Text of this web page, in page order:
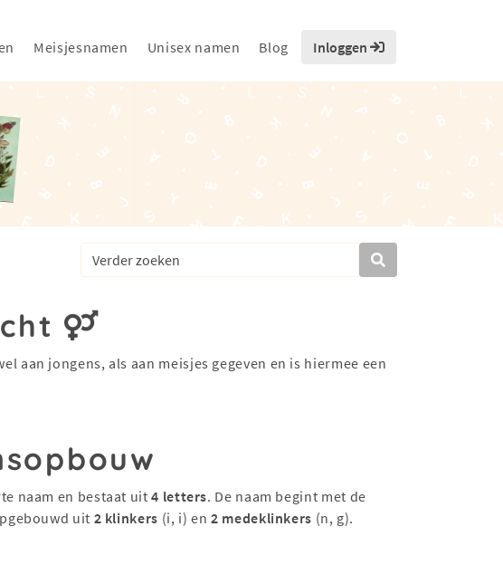
Meisjesnamen Unisex namen Blog Inloggen
aan jongens, als aan meisjes gegeven en is hiermee een
naam en bestaat uit4 letters. De naam begint met de
uit 2 klinkers (i, i) en2 medeklinkers (n, g).